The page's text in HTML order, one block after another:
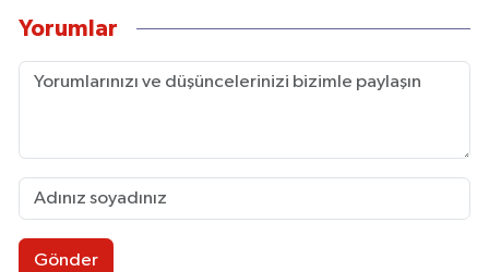
Yorumlar
Gönder